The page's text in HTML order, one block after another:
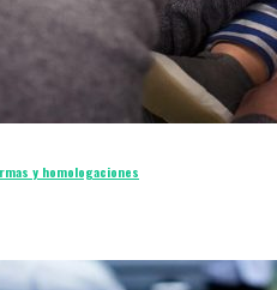
y homologaciones